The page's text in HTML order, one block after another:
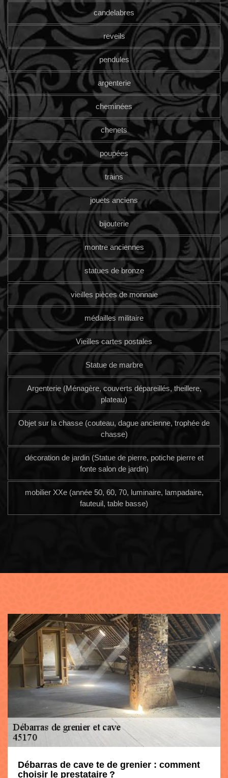
candelabres
reveils
pendules
argenterie
cheminées
chenets
poupées
trains
jouets anciens
bijouterie
montre anciennes
statues de bronze
vieilles pièces de monnaie
médailles militaire
Vieilles cartes postales
Statue de marbre
Argenterie (Ménagère, couverts dépareillés, theillere,
plateau)
Objet sur la chasse (couteau, dague ancienne, trophée de
chasse)
décoration de jardin (Statue de pierre, potiche pierre et
fonte salon de jardin)
mobilier XXe (année 50, 60, 70, luminaire, lampadaire,
fauteuil, table basse)
Débarras de cave te de grenier : comment
choisir le prestataire ?